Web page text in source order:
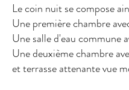
Le coin nuit se compose
Une première chambre
Une salle d'eau commune
Une deuxième chambre
et terrasse attenante vue